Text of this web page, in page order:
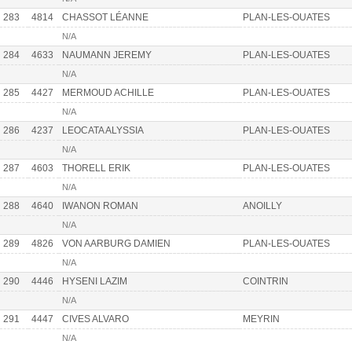
283 4814 CHASSOT LÉANNE PLAN-LES-OUATES
N/A
284 4633 NAUMANN JEREMY PLAN-LES-OUATES
N/A
285 4427 MERMOUD ACHILLE PLAN-LES-OUATES
N/A
286 4237 LEOCATA ALYSSIA PLAN-LES-OUATES
N/A
287 4603 THORELL ERIK PLAN-LES-OUATES
N/A
288 4640 IWANON ROMAN ANOILLY
N/A
289 4826 VON AARBURG DAMIEN PLAN-LES-OUATES
N/A
290 4446 HYSENI LAZIM COINTRIN
N/A
291 4447 CIVES ALVARO MEYRIN
N/A